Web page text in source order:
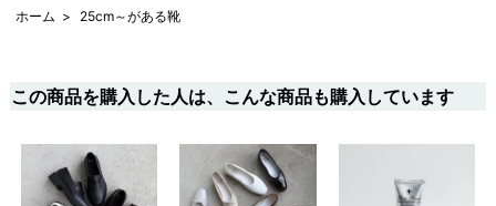
ホーム > 25cm～がある靴
この商品を購入した人は、こんな商品も購入しています